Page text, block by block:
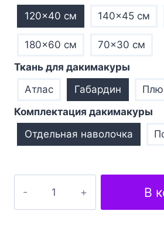
120×40 см
140×45 см
180×60 см
70×30 см
Ткань для дакимакуры
Атлас
Габардин
Комплектация дакимакуры
Отдельная наволочка
В